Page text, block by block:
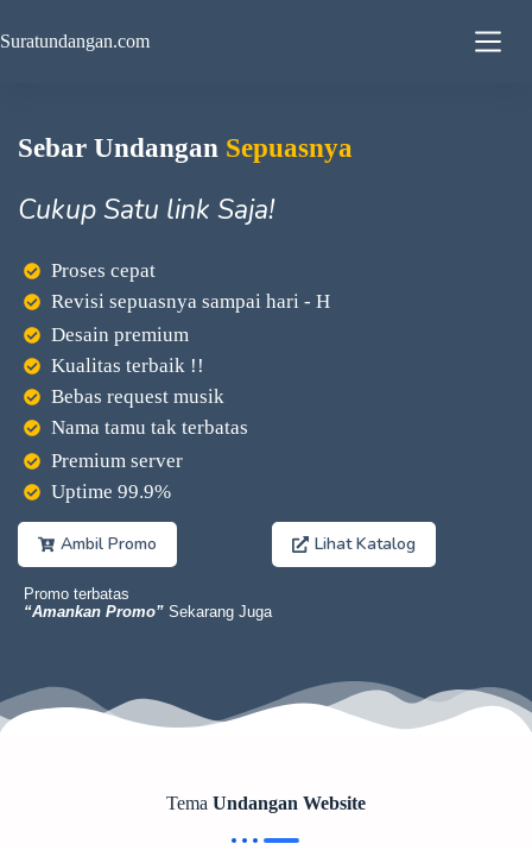
Suratundangan.com
Sebar Undangan Sepuasnya
Cukup Satu link Saja!
Proses cepat
Revisi sepuasnya sampai hari - H
Desain premium
Kualitas terbaik !!
Bebas request musik
Nama tamu tak terbatas
Premium server
Uptime 99.9%
Ambil Promo Lihat Katalog
Promo terbatas
“Amankan Promo” Sekarang Juga
Tema Undangan Website